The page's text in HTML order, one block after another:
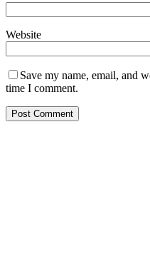
Website
Save my name, email, and
time I comment.